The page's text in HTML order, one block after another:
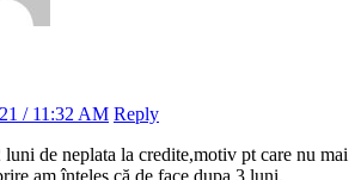
/ 11:32 AM Reply
de neplata la credite,motiv pt care nu mai
am înțeles că de face dupa 3 luni,